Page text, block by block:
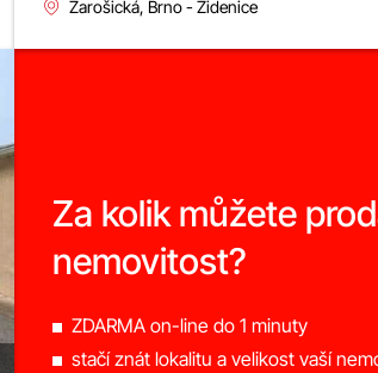
Žarošická, Brno - Židenice
Za kolik můžete
nemovitost?
ZDARMA on-line do 1 minuty
stačí znát lokalitu a velikost vaší